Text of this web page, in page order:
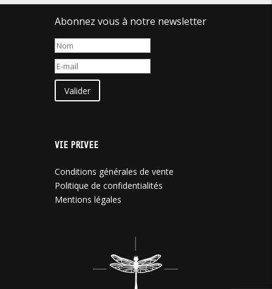
Abonnez vous à notre newsletter
Valider
VIE PRIVEE
Conditions générales de vente
Politique de confidentialités
Mentions légales